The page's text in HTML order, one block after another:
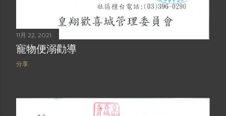
11月 22, 2021
寵物便溺勸導
分享